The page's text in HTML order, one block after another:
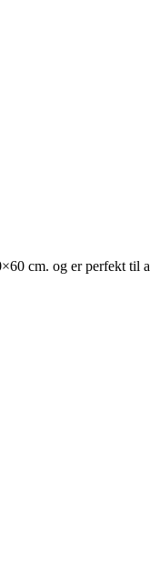
cm. og er perfekt til